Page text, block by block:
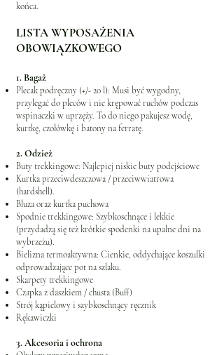
końca.
LISTA WYPOSAŻENIA
OBOWIĄZKOWEGO
1. Bagaż
Plecak podręczny (+/- 20 l): Musi być wygodny,
przylegać do pleców i nie krępować ruchów podczas
wspinaczki w uprzęży. To do niego pakujesz wodę,
kurtkę, czołówkę i batony na ferratę.
2. Odzież
Buty trekkingowe: Najlepiej niskie buty podejściowe
Kurtka przeciwdeszczowa / przeciwwiatrowa
(hardshell).
Bluza oraz kurtka puchowa
Spodnie trekkingowe: Szybkoschnące i lekkie
(przydadzą się też krótkie spodenki na upalne dni na
wybrzeżu).
Bielizna termoaktywna: Cienkie, oddychające koszulki
odprowadzające pot na szlaku.
Skarpety trekkingowe
Czapka z daszkiem / chusta (Buff)
Strój kąpielowy i szybkoschnący ręcznik
Rękawiczki
3. Akcesoria i ochrona